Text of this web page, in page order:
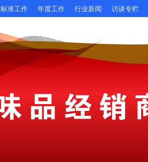
标准工作 年度工作 行业新闻 访谈专栏